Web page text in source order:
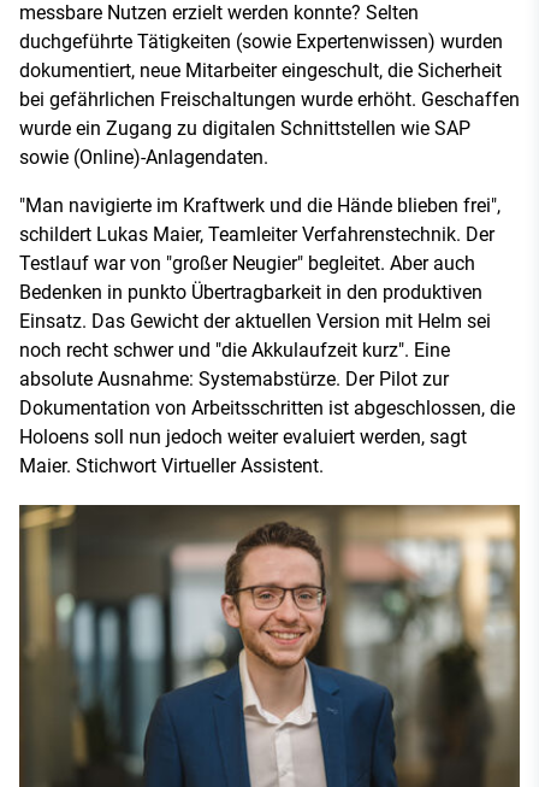
messbare Nutzen erzielt werden konnte? Selten
duchgeführte Tätigkeiten (sowie Expertenwissen) wurden
dokumentiert, neue Mitarbeiter eingeschult, die Sicherheit
bei gefährlichen Freischaltungen wurde erhöht. Geschaffen
wurde ein Zugang zu digitalen Schnittstellen wie SAP
sowie (Online)-Anlagendaten.
"Man navigierte im Kraftwerk und die Hände blieben frei",
schildert Lukas Maier, Teamleiter Verfahrenstechnik. Der
Testlauf war von "großer Neugier" begleitet. Aber auch
Bedenken in punkto Übertragbarkeit in den produktiven
Einsatz. Das Gewicht der aktuellen Version mit Helm sei
noch recht schwer und "die Akkulaufzeit kurz". Eine
absolute Ausnahme: Systemabstürze. Der Pilot zur
Dokumentation von Arbeitsschritten ist abgeschlossen, die
Holoens soll nun jedoch weiter evaluiert werden, sagt
Maier. Stichwort Virtueller Assistent.